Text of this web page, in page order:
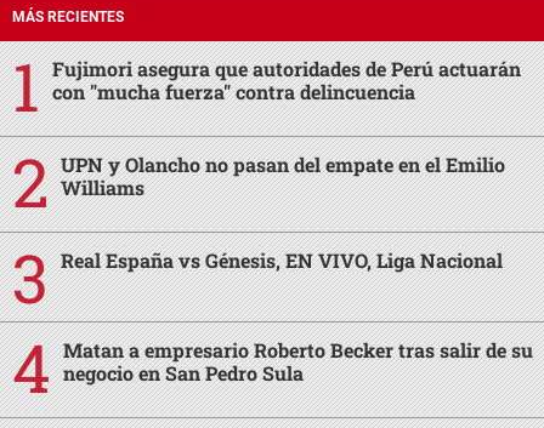
MÁS RECIENTES
Fujimori asegura que autoridades de Perú actuarán
con "mucha fuerza" contra delincuencia
UPN y Olancho no pasan del empate en el Emilio
Williams
Real España vs Génesis, EN VIVO, Liga Nacional
Matan a empresario Roberto Becker tras salir de su
negocio en San Pedro Sula